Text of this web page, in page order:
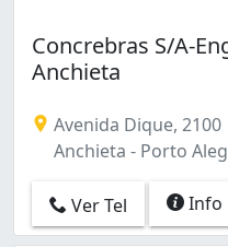
Concrebras S/A-
Anchieta
Avenida Dique, 2100
Anchieta - Porto
Ver Tel Info